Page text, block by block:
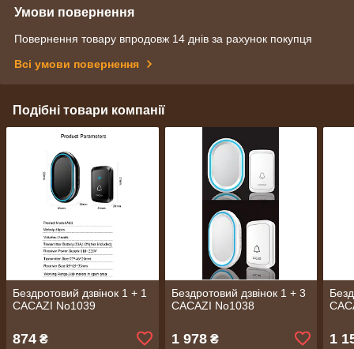
Умови повернення
Повернення товару впродовж 14 днів за рахунок покупця
Всі умови повернення
Подібні товари компанії
Бездротовий дзвінок 1 + 1
CACAZI No1039
874 ₴
Бездротовий дзвінок 1 + 3
CACAZI No1038
1 978₴ 1